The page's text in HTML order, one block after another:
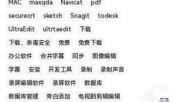
MAC
maxqda Navicat
pdf
securecrt
sketch Snagit
todesk
UltraEdit
ultrtaedit
下载
下载，杀毒安全
免费
免费下载
办公软件
合并字幕 同步
图像编辑
字幕
安装 开发工具 录制
录制声音
录屏编辑软件
录屏软件
数据库
数据库管理
旁白添加 电视剧剪辑编辑